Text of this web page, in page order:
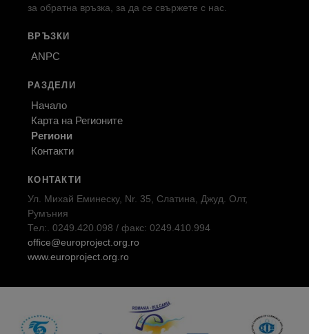
за обратна връзка, за да се свържете с нас.
ВРЪЗКИ
ANPC
РАЗДЕЛИ
Начало
Карта на Регионите
Региони
Контакти
КОНТАКТИ
Ул. Михай Еминеску, Nr. 35, Слатина, Джуд. Олт,
Румъния
Тел:. 0249.420.098 / факс: 0249.410.994
office@europroject.org.ro
www.europroject.org.ro